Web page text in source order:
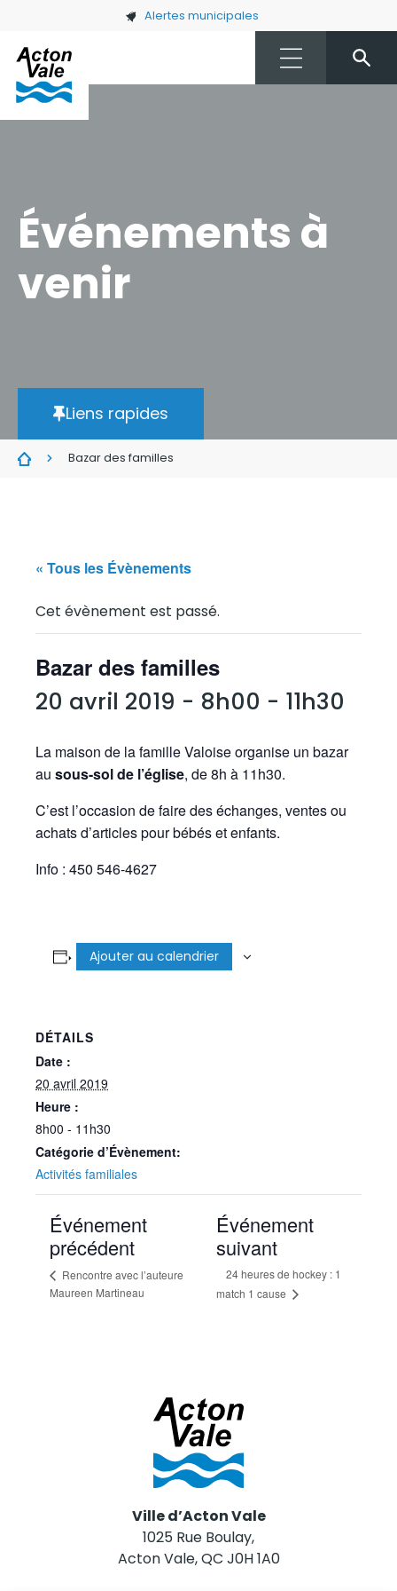
Skip to main content Alertes municipales
Événements à
venir
Liens rapides
Bazar des familles
« Tous les Évènements
Cet évènement est passé.
Bazar des familles
20 avril 2019 - 8h00 - 11h30
La maison de la famille Valoise organise un bazar
au sous-sol de l’église, de 8h à 11h30.
C’est l’occasion de faire des échanges, ventes ou
achats d’articles pour bébés et enfants.
Info : 450 546-4627
Ajouter au calendrier
DÉTAILS
Date :
20 avril 2019
Heure :
8h00 - 11h30
Catégorie d’Évènement:
Activités familiales
Événement
précédent
Rencontre avec l’auteure
Maureen Martineau
Événement
suivant
24 heures de hockey : 1
match 1 cause
Ville d’Acton Vale
1025 Rue Boulay,
Acton Vale, QC J0H 1A0